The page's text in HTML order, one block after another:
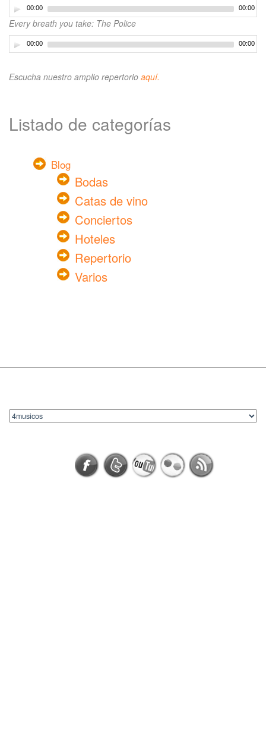
00:00 00:00
Every breath you take: The Police
00:00 00:00
Escucha nuestro amplio repertorio aquí.
Listado de categorías
Blog
Bodas
Catas de vino
Conciertos
Hoteles
Repertorio
Varios